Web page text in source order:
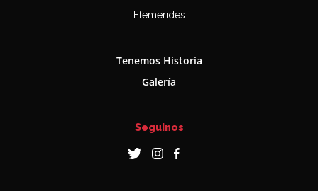
Efemérides
Tenemos Historia
Galería
Seguinos